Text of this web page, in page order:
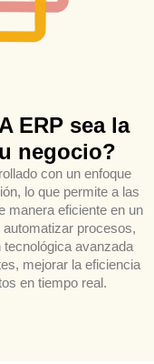
ERP sea la
negocio?
con un enfoque
lo que permite a las
manera eficiente en un
procesos,
avanzada
mejorar la eficiencia
en tiempo real.